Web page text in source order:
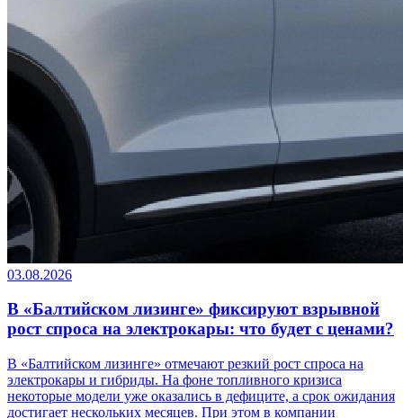
03.08.2026
В «Балтийском лизинге» фиксируют взрывной
рост спроса на электрокары: что будет с ценами?
В «Балтийском лизинге» отмечают резкий рост спроса на
электрокары и гибриды. На фоне топливного кризиса
некоторые модели уже оказались в дефиците, а срок ожидания
достигает нескольких месяцев. При этом в компании